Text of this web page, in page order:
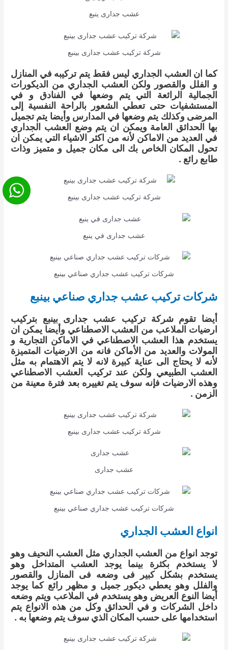
عشب جدارى ينبع
شركة تركيب عشب جدارى بينبع
كما ان العشب الجداري ليس فقط يتم تركيبه في المنازل
و الفلل والقصور ولكن العشب الجداري من الديكورات
الجمالية الرائعة التي يتم وضعها في الفنادق و في
المستشفيات حتى تعطي الشعور بالراحة النفسية إلى
المرضى وكذلك يتم وضعها في المدارس وأيضا يتم تجميل
بها الحدائق العامة ويمكن ان يتم وضع العشب الجداري
في العديد من الاماكن لأنه من اكثر الاشياء التي يمكن ان
تحول المكان الخاص بك الى مكان جميل و متميز وذات
طابع رائع .
شركة تركيب عشب جدارى بينبع
عشب جدارى في ينبع
شركات تركيب عشب جداري صناعي بينبع
شركات تركيب عشب جداري صناعي بينبع
أيضا تقوم شركة تركيب عشب جدارى بينبع بتركيب
ارضيات الملاعب من العشب الاصطناعي وأيضا يمكن ان
يستخدم هذا العشب الاصطناعي في الاماكن التجارية و
المولات والعديد من الأماكن فانه من الارضيات المتميزة
لأنه لا يحتاج الى عناية كبيرة لانه لا يتم الاهتمام به مثل
العشب الطبيعي ولكن عند تركيب العشب الاصطناعي
وهذه الارضيات فإنه سوف يتم تغييره بعد فترة معينة من
الزمن .
شركة تركيب عشب جدارى بينبع
عشب جدارى
شركات تركيب عشب جداري صناعي بينبع
انواع العشب الجداري
توجد انواع من العشب الجداري مثل العشب النحيف وهو
لا يستخدم بكثرة بينما يوجد العشب المتداخل وهو
يستخدم بشكل كبير فى وضعه فى المنازل والقصور
والفلل وهو يعطي ديكور جميل و مظهر رائع كما يوجد
أيضا النوع العريض وهو يستخدم في الملاعب ويتم وضعه
داخل الشركات و في الحدائق وكل من هذه الانواع يتم
استخدامها على حسب المكان الذي سوف يتم وضعها به .